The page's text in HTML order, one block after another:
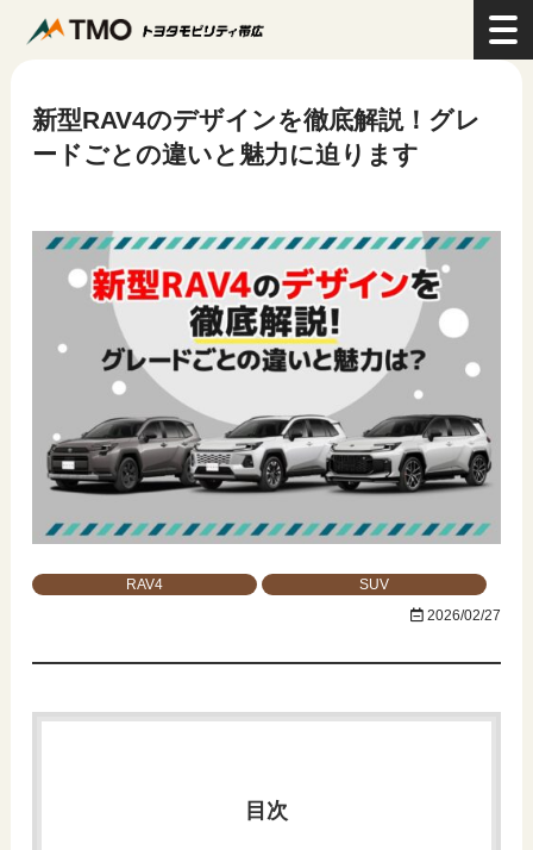
>コラム >新型RAV4のデザインを徹底解説！グレードごとの違いと魅力に迫ります
新型RAV4のデザインを徹底解説！グレ
ードごとの違いと魅力に迫ります
RAV4
SUV
2026/02/27
目次